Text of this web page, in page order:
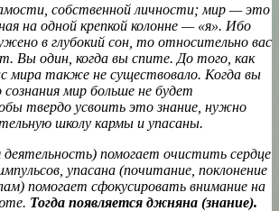
собственной личности; мир — это
на одной крепкой колонне — «я». Ибо
в глубокий сон, то относительно вас
Вы один, когда вы спите. До того, как
мира также не существовало. Когда вы
мир больше не будет
твердо усвоить это знание, нужно
школу кармы и упасаны.
помогает очистить сердце
упасана (почитание, поклонение
помогает сфокусировать внимание на
Тогда появляется джняна (знание).